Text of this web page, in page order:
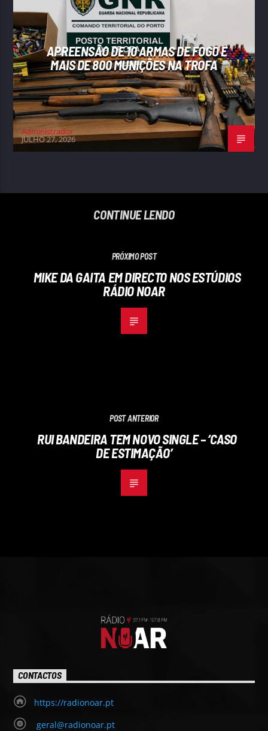
APREENSÃO DE 10 ARMAS DE FOGO E
MAIS DE 800 MUNIÇÕES NA TROFA
Administrador
JULHO 27, 2026
CONTINUE LENDO
PRÓXIMO POST
MIKE DA GAITA EM DIRECTO NOS ESTÚDIOS
RÁDIO NOAR
POST ANTERIOR
RUI BANDEIRA TEM NOVO SINGLE – ‘CASO
DE ESTIMAÇÃO’
CONTACTOS
https://radionoar.pt
geral@radionoar.pt